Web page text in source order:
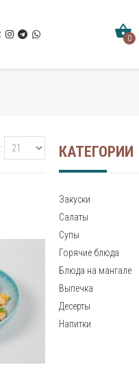
0
КАТЕГОРИИ
Закуски
Салаты
Супы
Горячие блюда
Блюда на мангале
Выпечка
Десерты
Напитки